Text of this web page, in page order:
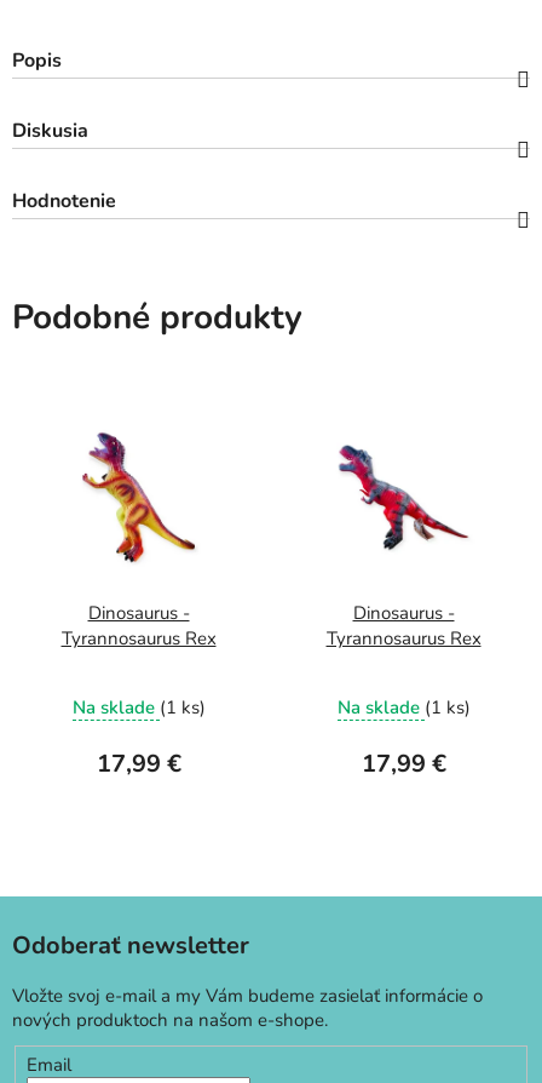
Popis
Diskusia
Hodnotenie
Podobné produkty
Dinosaurus -
Tyrannosaurus Rex
Na sklade (1 ks)
17,99 €
Dinosaurus -
Tyrannosaurus Rex
Na sklade (1 ks)
17,99 €
Odoberať newsletter
Vložte svoj e-mail a my Vám budeme zasielať informácie o
nových produktoch na našom e-shope.
Email